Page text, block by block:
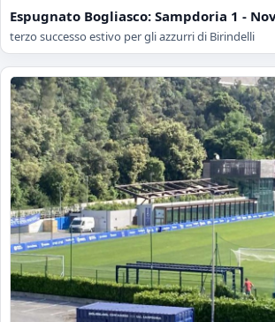
Espugnato Bogliasco: Sampdoria 1 -
terzo successo estivo per gli azzurri di Birindelli